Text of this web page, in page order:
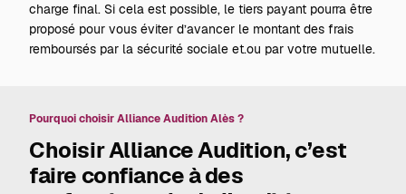
charge final. Si cela est possible, le tiers payant pourra être
proposé pour vous éviter d’avancer le montant des frais
remboursés par la sécurité sociale et.ou par votre mutuelle.
Pourquoi choisir Alliance Audition Alès ?
Choisir Alliance Audition, c’est
faire confiance à des